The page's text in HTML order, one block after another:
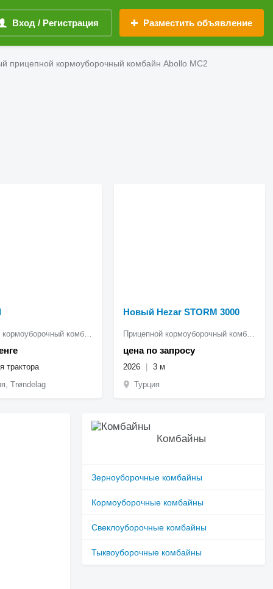
Вход / Регистрация Разместить объявление
прицепной кормоуборочный комбайн Abollo MC2
Прицепной кормоуборочный комбайн
трактора
Trøndelag
Новый Hezar STORM 3000
цена по запросу
2026
3 м
Турция
Комбайны
Зерноуборочные комбайны
Кормоуборочные комбайны
Свеклоуборочные комбайны
Тыквоуборочные комбайны